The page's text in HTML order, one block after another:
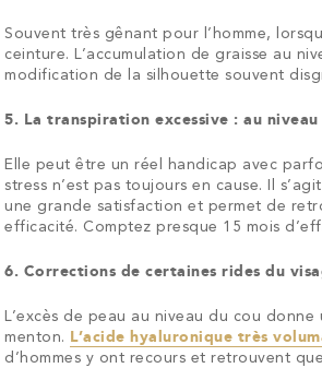
Souvent très gênant pour l’homme,
ceinture. L’accumulation de graisse au
modification de la silhouette souvent
5. La transpiration excessive : au
Elle peut être un réel handicap avec
stress n’est pas toujours en cause. Il
une grande satisfaction et permet de
efficacité. Comptez presque 15 mois
6. Corrections de certaines rides du
L’excès de peau au niveau du cou
menton. L’acide hyaluronique très
d’hommes y ont recours et retrouvent